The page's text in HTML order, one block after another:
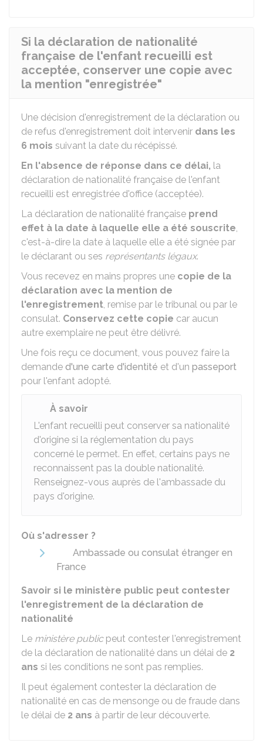
Si la déclaration de nationalité
française de l'enfant recueilli est
acceptée, conserver une copie avec
la mention "enregistrée"
Une décision d'enregistrement de la déclaration ou
de refus d'enregistrement doit intervenir dans les
6 mois suivant la date du récépissé.
En l'absence de réponse dans ce délai, la
déclaration de nationalité française de l'enfant
recueilli est enregistrée d'office (acceptée).
La déclaration de nationalité française prend
effet à la date à laquelle elle a été souscrite,
c'est-à-dire la date à laquelle elle a été signée par
le déclarant ou ses représentants légaux.
Vous recevez en mains propres une copie de la
déclaration avec la mention de
l'enregistrement, remise par le tribunal ou par le
consulat. Conservez cette copie car aucun
autre exemplaire ne peut être délivré.
Une fois reçu ce document, vous pouvez faire la
demande d'une carte d'identité et d'un passeport
pour l'enfant adopté.
À savoir
L'enfant recueilli peut conserver sa nationalité
d'origine si la réglementation du pays
concerné le permet. En effet, certains pays ne
reconnaissent pas la double nationalité.
Renseignez-vous auprès de l'ambassade du
pays d'origine.
Où s'adresser ?
Ambassade ou consulat étranger en
France
Savoir si le ministère public peut contester
l'enregistrement de la déclaration de
nationalité
Le ministère publicpeut contester l'enregistrement
de la déclaration de nationalité dans un délai de 2
ans si les conditions ne sont pas remplies.
Il peut également contester la déclaration de
nationalité en cas de mensonge ou de fraude dans
le délai de 2 ans à partir de leur découverte.